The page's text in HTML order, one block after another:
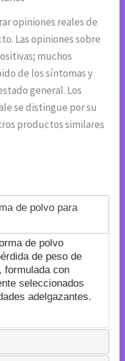
opiniones reales de
Las opiniones sobre
muchos
de los síntomas y
general. Los
se distingue por su
productos similares
de polvo para
de polvo
de peso de
formulada con
seleccionados
adelgazantes.